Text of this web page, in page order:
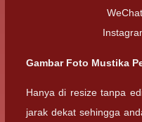
Gambar Foto Mustika
Hanya di resize tanpa
jarak dekat sehingga